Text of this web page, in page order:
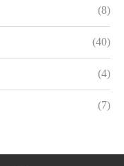
(8)
(40)
(4)
(7)